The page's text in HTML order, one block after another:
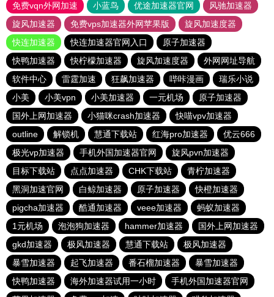
免费vqn外网加速
小蓝鸟 优途加速器官网
风驰加速器
旋风加速器
免费vps加速器外网苹果版
旋风加速度器
快连加速器
快连加速器官网入口
原子加速器
快鸭加速器
快柠檬加速器 旋风加速度器
外网网址导航
软件中心
雷霆加速 狂飙加速器 哔咔漫画
瑞乐小说
小美
小美vpn 小美加速器 一元机场
原子加速器
国外上网加速器
小猫咪crash加速器
快喵vpv加速器
outline
解锁机 慧通下载站 红海pro加速器
优云666
极光vp加速器
手机外国加速器官网
旋风pvn加速器
目标下载站
点点加速器 CHK下载站
青柠加速器
黑洞加速官网
白鲸加速器 原子加速器
快橙加速器
pigcha加速器
酷通加速器 veee加速器
蚂蚁加速器
1元机场
泡泡狗加速器 hammer加速器
国外上网加速器
gkd加速器
极风加速器 慧通下载站
极风加速器
暴雪加速器
起飞加速器 番石榴加速器
暴雪加速器
快鸭加速器
海外加速器试用一小时
手机外国加速器官网